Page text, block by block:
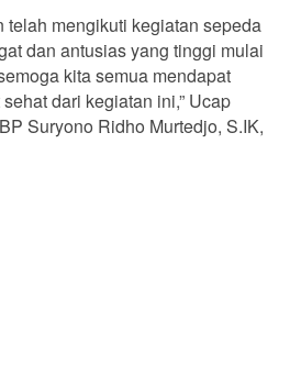
telah mengikuti kegiatan sepeda
dan antusias yang tinggi mulai
kita semua mendapat
dari kegiatan ini,” Ucap
Suryono Ridho Murtedjo, S.IK,